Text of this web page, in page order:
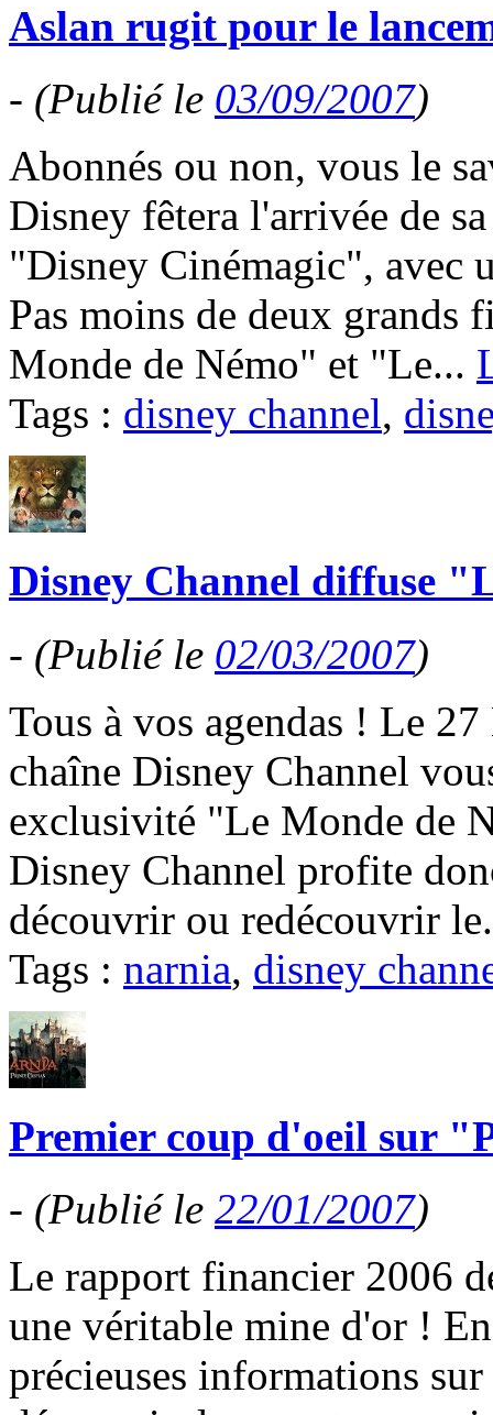
Aslan rugit pour le
- (Publié le 03/09/2007)
Abonnés ou non, vous le
Disney fêtera l'arrivée de
"Disney Cinémagic", avec
Pas moins de deux
Monde de Némo" et "Le...
Tags : disney channel,
Disney Channel diffuse
- (Publié le 02/03/2007)
Tous à vos agendas ! Le
chaîne Disney Channel
exclusivité "Le Monde de
Disney Channel profite
découvrir ou redécouvrir
Tags : narnia, disney
Premier coup d'oeil sur
- (Publié le 22/01/2007)
Le rapport financier 2006
une véritable mine d'or !
précieuses informations